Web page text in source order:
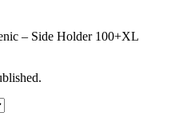
– Side Holder 100+XL